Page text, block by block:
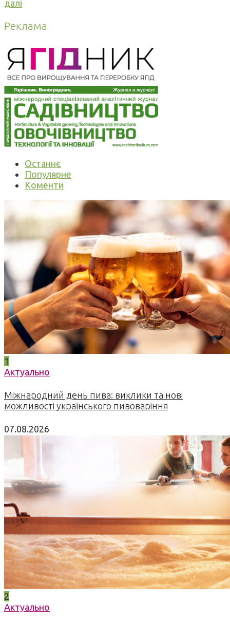
далі
Реклама
Останнє
Популярне
Коменти
1
Актуально
Міжнародний день пива: виклики та нові
можливості українського пивоваріння
07.08.2026
2
Актуально